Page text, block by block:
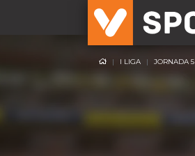
NACIONAL
I LIGA JORNADA 5